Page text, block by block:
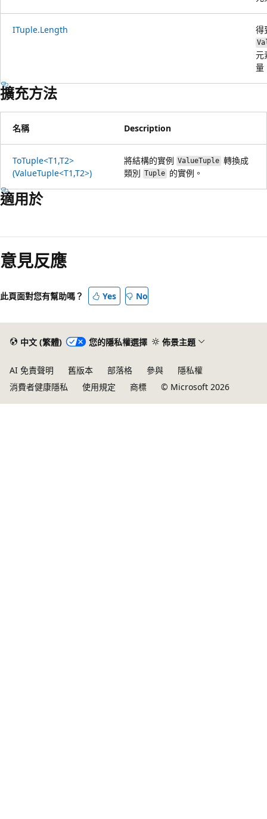
ITuple.Length 得
元
量
擴充方法
名稱 Description
ToTuple<T1,T2>
(ValueTuple<T1,T2>)
將結構的實例 ValueTuple 轉換成
類別 Tuple的實例。
適用於
意見反應
此頁面對您有幫助嗎？ Yes No
中文 (繁體) 您的隱私權選擇 佈景主題
AI 免責聲明 舊版本 部落格 參與
隱私權
消費者健康隱私
使用規定 商標 © Microsoft 2026